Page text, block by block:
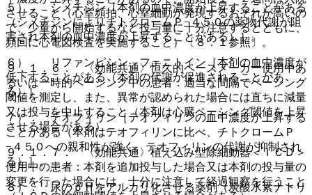
５）． シメチジン［本剤の血中濃度が上昇することがある
（シメチジンによりチトクロームＰ−４５０の薬物代謝が阻
害され本剤の血中濃度が上昇することがある）］。
６）． リファンピシン、フェニトイン［本剤の血中濃度が
低下することがある（本剤の代謝が促進されることがあ
る）］。
７）． テオフィリン［テオフィリンの血中濃度が上昇する
ことがある（本剤はテオフィリンに比べ、チトクロームＰ
−４５０への親和性が強く、テオフィリンの代謝が抑制され
る）］。
８）． 尿のｐＨをアルカリ化させる薬剤（炭酸水素ナトリ
させること（心室頻拍、心室細動が発現するおそれが高いの
で、少量から開始するなど投与量に十分注意するとともに、
頻回に心電図検査を実施すること）〔８．１参照〕。
９．１．６． 〈効能共通〉恒久的ペースメーカー使用中あ
るいは一時的ペーシング中の患者：適当な間隔でペーシング
閾値を測定し、また、異常が認められた場合には直ちに減量
又は投与を中止すること（本剤は心臓ペーシング閾値を上昇
させる場合がある）。
９．１．７． 〈効能共通〉植え込み型除細動器＜ＩＣＤ＞
使用中の患者：本剤を追加投与した場合又は本剤の投与量の
変更を行った場合には、十分に注意して経過観察を行うこと